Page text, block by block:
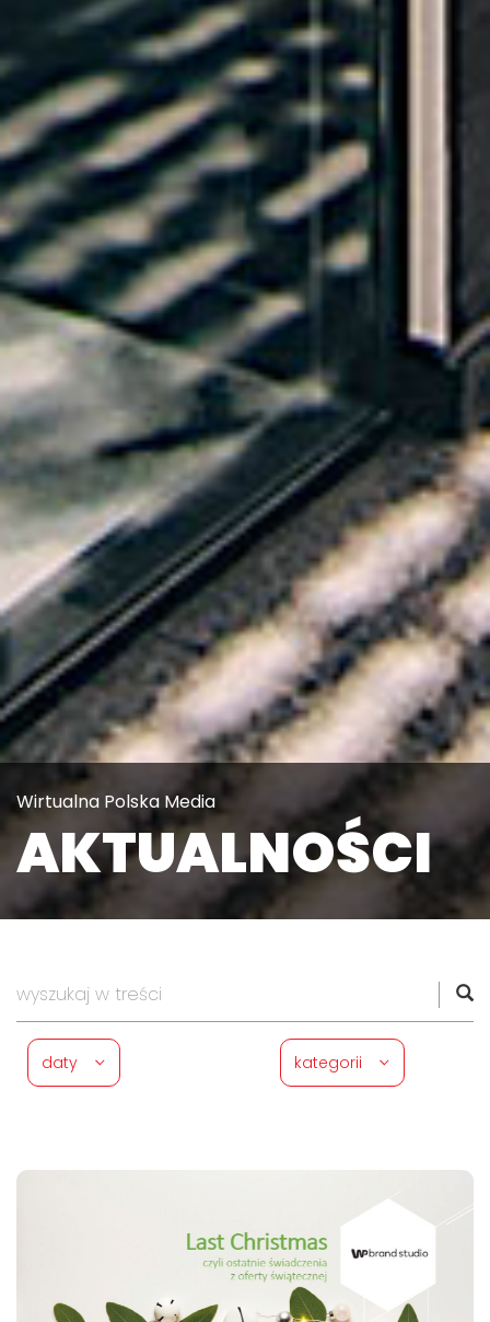
Wirtualna Polska Media
AKTUALNOŚCI
daty kategorii